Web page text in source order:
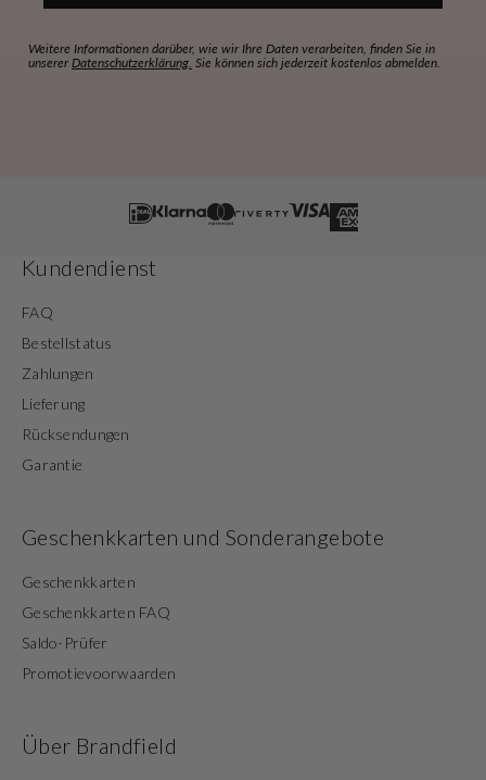
Weitere Informationen darüber, wie wir Ihre Daten verarbeiten, finden Sie in
unserer Datenschutzerklärung. Sie können sich jederzeit kostenlos abmelden.
Kundendienst
FAQ
Bestellstatus
Zahlungen
Lieferung
Rücksendungen
Garantie
Geschenkkarten und Sonderangebote
Geschenkkarten
Geschenkkarten FAQ
Saldo-Prüfer
Promotievoorwaarden
Über Brandfield